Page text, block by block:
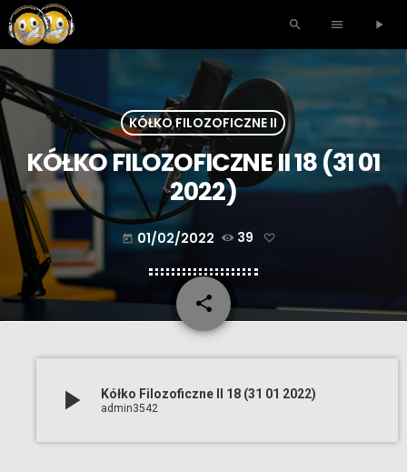
search menu play_arrow
KÓŁKO FILOZOFICZNE II
KÓŁKO FILOZOFICZNE II 18 (31 01
2022)
today 01/02/2022 39
share
email
play_arrow Kółko Filozoficzne II 18 (31 01 2022)
admin3542